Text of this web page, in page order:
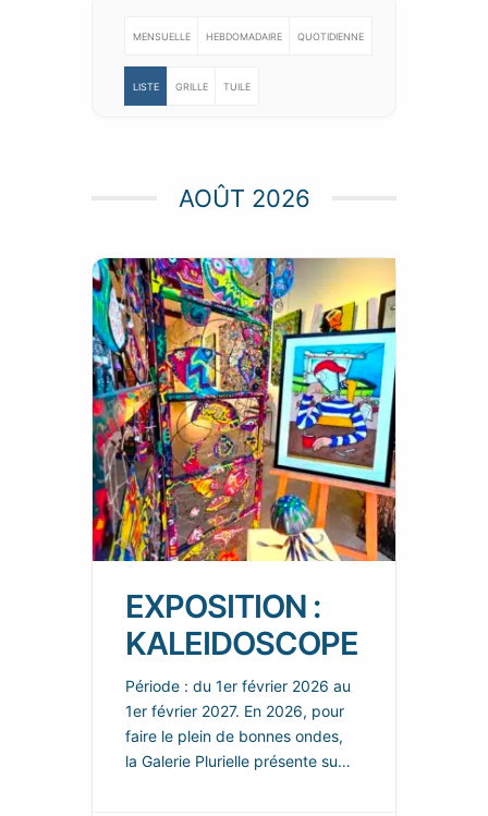
MENSUELLE HEBDOMADAIRE QUOTIDIENNE
LISTE GRILLE TUILE
AOÛT 2026
EXPOSITION :
KALEIDOSCOPE
Période : du 1er février 2026 au
1er février 2027. En 2026, pour
faire le plein de bonnes ondes,
la Galerie Plurielle présente sur